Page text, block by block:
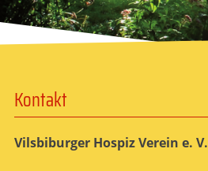
Kontakt
Vilsbiburger Hospiz Verein e. V.